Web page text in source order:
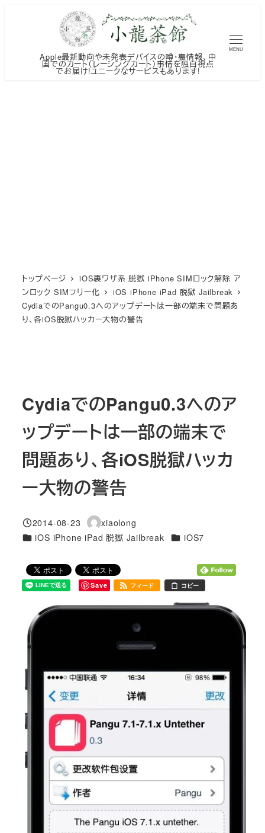
Apple最新動向や未発表デバイスの噂・裏情報、中
国でのカート（レーシングカート）事情を独自視点
でお届け!ユニークなサービスもあります!
MENU
トップページ
iOS裏ワザ系 脱獄 iPhone SIMロック解除 ア
ンロック SIMフリー化
iOS iPhone iPad 脱獄 Jailbreak
CydiaでのPangu0.3へのアップデートは一部の端末で問題あ
り、各iOS脱獄ハッカー大物の警告
CydiaでのPangu0.3へのア
ップデートは一部の端末で
問題あり、各iOS脱獄ハッカ
ー大物の警告
投稿日
2014-08-23
著
者
xiaolong
カテゴリー
iOS iPhone iPad 脱獄 Jailbreak カテゴリー
iOS7
Save フィード コピー